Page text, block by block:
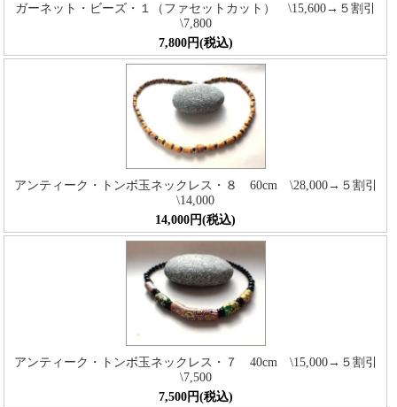
ガーネット・ビーズ・１（ファセットカット） \15,600→５割引
\7,800
7,800円(税込)
アンティーク・トンボ玉ネックレス・８ 60cm \28,000→５割引
\14,000
14,000円(税込)
アンティーク・トンボ玉ネックレス・７ 40cm \15,000→５割引
\7,500
7,500円(税込)